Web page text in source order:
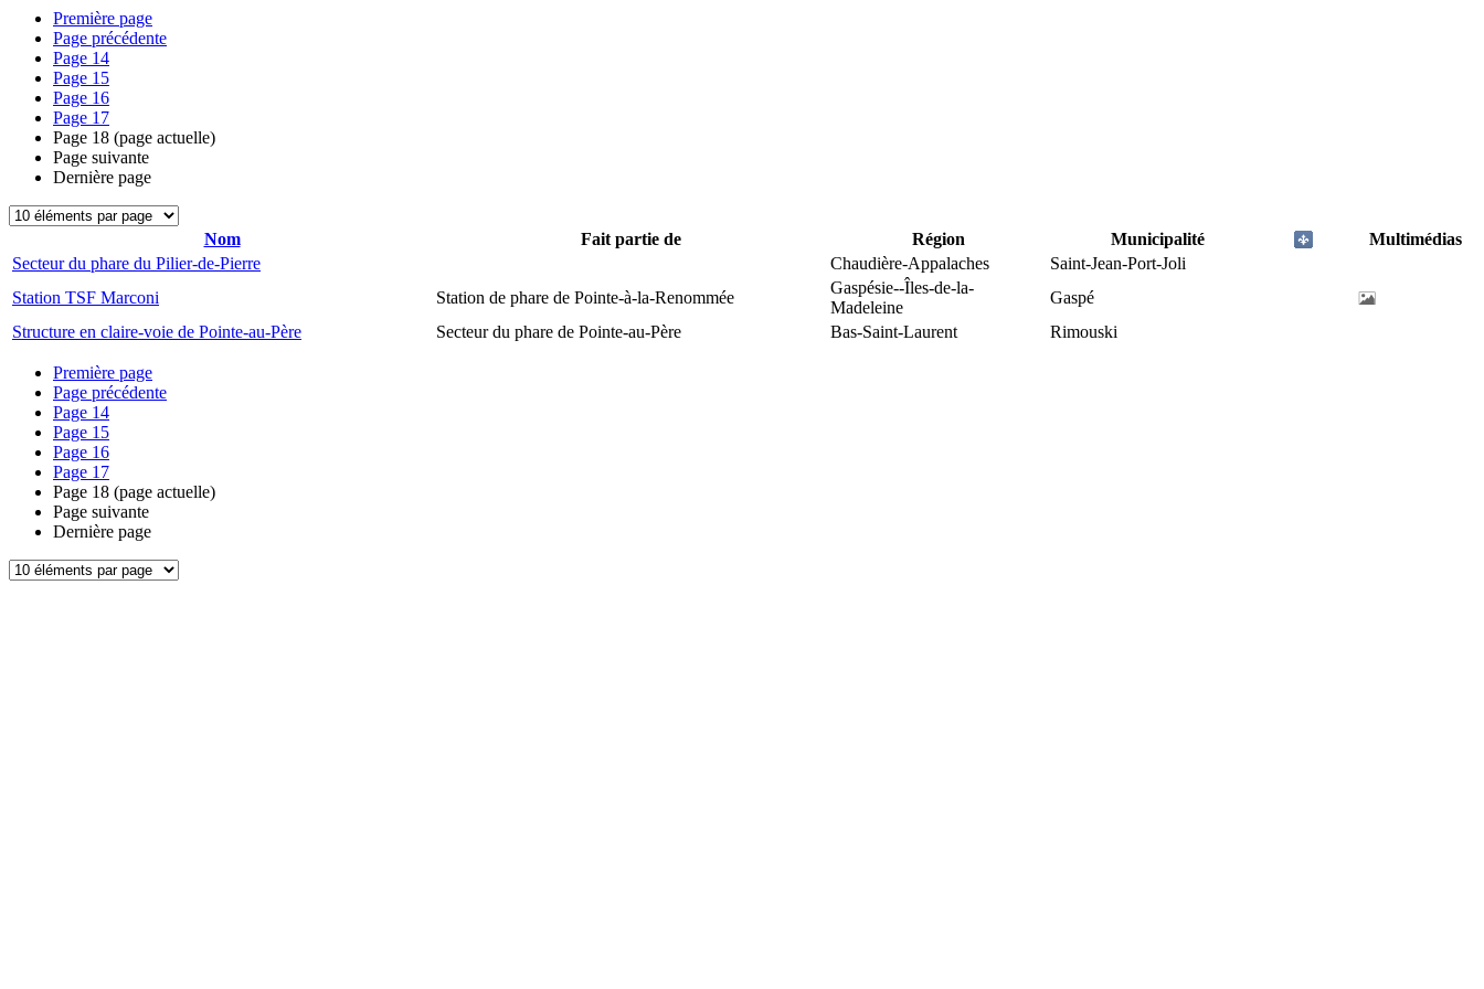
Première page
Page précédente
Page 14
Page 15
Page 16
Page 17
Page 18 (page actuelle)
Page suivante
Dernière page
Nom Fait partie de Région Municipalité
Multimédias
Secteur du phare du Pilier-de-Pierre
Chaudière-Appalaches
Saint-Jean-Port-Joli
Station TSF Marconi
Station de phare de Pointe-à-la-Renommée
Gaspésie--Îles-de-la-
Madeleine
Gaspé
Structure en claire-voie de Pointe-au-Père
Secteur du phare de Pointe-au-Père Bas-Saint-Laurent Rimouski
Première page
Page précédente
Page 14
Page 15
Page 16
Page 17
Page 18 (page actuelle)
Page suivante
Dernière page